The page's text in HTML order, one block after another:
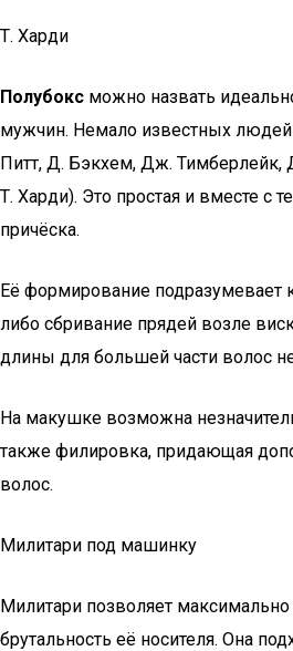
Т. Харди
Полубокс можно назвать
мужчин. Немало известных людей
Питт, Д. Бэкхем, Дж.
Т. Харди). Это простая и вместе с
причёска.
Её формирование подразумевает
либо сбривание прядей возле
длины для большей части волос
На макушке возможна
также филировка, придающая
волос.
Милитари под машинку
Милитари позволяет максимально
брутальность её носителя. Она